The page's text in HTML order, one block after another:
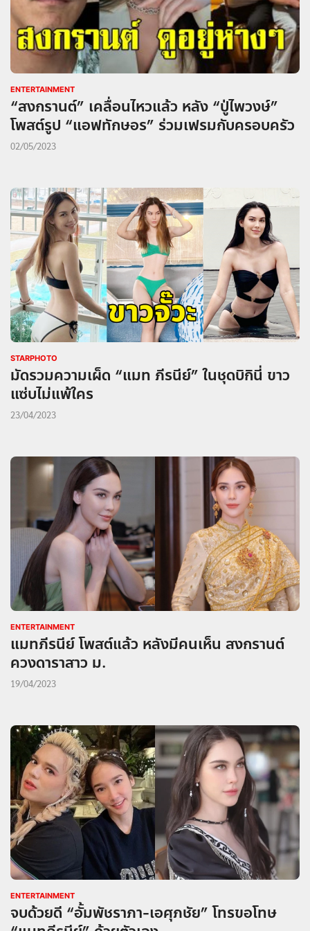
ENTERTAINMENT
“สงกรานต์” เคลื่อนไหวแล้ว หลัง “ปู่ไพวงษ์”
โพสต์รูป “แอฟทักษอร” ร่วมเฟรมกับครอบครัว
02/05/2023
STARPHOTO
มัดรวมความเผ็ด “แมท ภีรนีย์” ในชุดบิกินี่ ขาว
แซ่บไม่แพ้ใคร
23/04/2023
ENTERTAINMENT
แมทภีรนีย์ โพสต์แล้ว หลังมีคนเห็น สงกรานต์
ควงดาราสาว ม.
19/04/2023
ENTERTAINMENT
จบด้วยดี “อั้มพัชราภา-เอศุภชัย” โทรขอโทษ